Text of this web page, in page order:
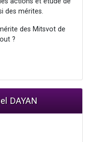
des mérites.
des Mitsvot de
?
DAYAN